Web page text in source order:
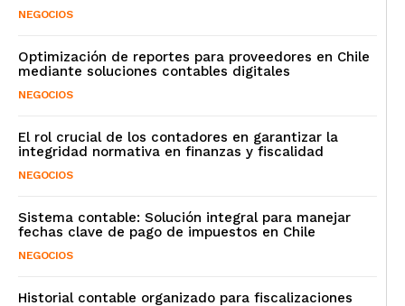
NEGOCIOS
Optimización de reportes para proveedores en Chile
mediante soluciones contables digitales
NEGOCIOS
El rol crucial de los contadores en garantizar la
integridad normativa en finanzas y fiscalidad
NEGOCIOS
Sistema contable: Solución integral para manejar
fechas clave de pago de impuestos en Chile
NEGOCIOS
Historial contable organizado para fiscalizaciones